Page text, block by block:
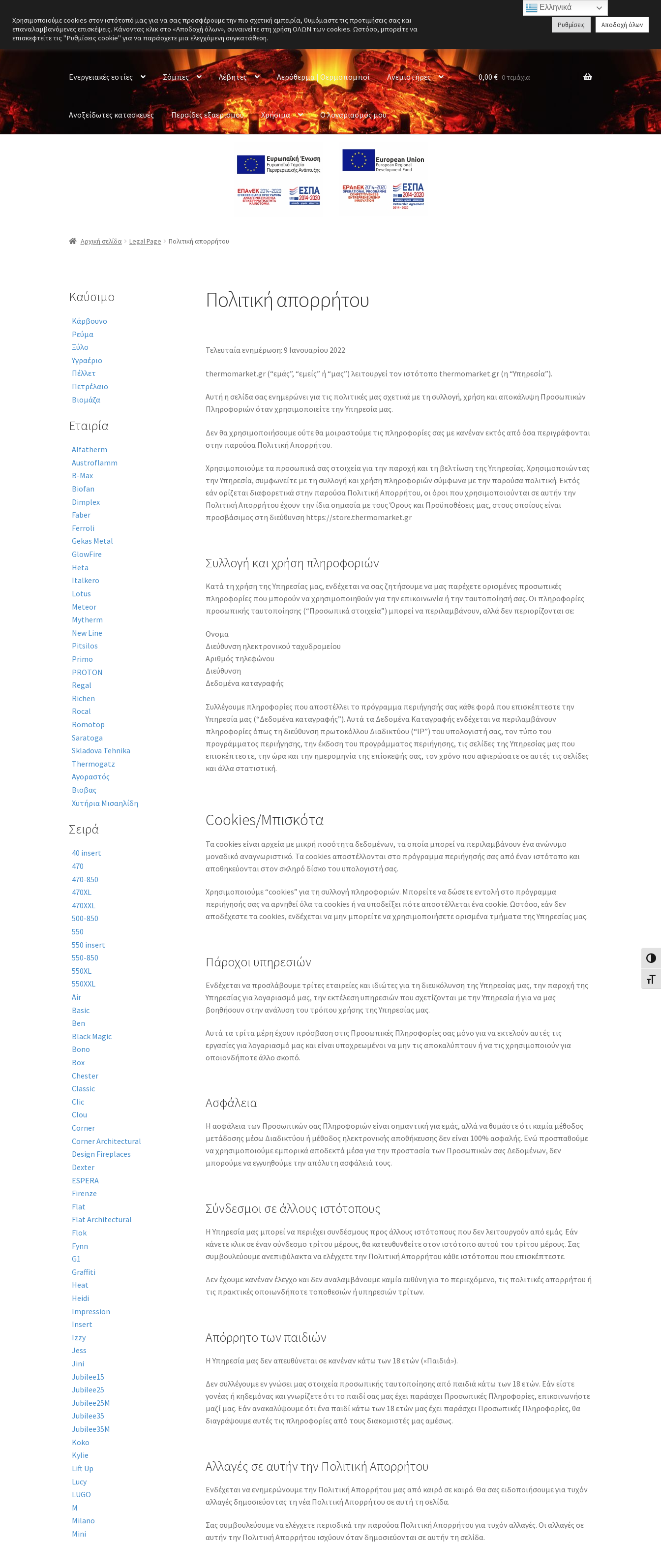
Απευθείας
μετάβαση
στην
Μετάβαση
σε
περιεχόμενο
Ενεργειακές εστίες Σόμπες Λέβητες Αερόθερμα | Θερμοπομποί Ανεμιστήρες
Ανοξείδωτες κατασκευές Περσίδες εξαερισμού Χρήσιμα Ο λογαριασμός μου
0,00 € 0 τεμάχια
Αρχική σελίδα Legal Page Πολιτική απορρήτου
Πολιτική απορρήτου
Τελευταία ενημέρωση: 9 Ιανουαρίου 2022
thermomarket.gr (“εμάς”, “εμείς” ή “μας”) λειτουργεί τον ιστότοπο thermomarket.gr (η “Υπηρεσία”).
Αυτή η σελίδα σας ενημερώνει για τις πολιτικές μας σχετικά με τη συλλογή, χρήση και αποκάλυψη Προσωπικών
Πληροφοριών όταν χρησιμοποιείτε την Υπηρεσία μας.
Δεν θα χρησιμοποιήσουμε ούτε θα μοιραστούμε τις πληροφορίες σας με κανέναν εκτός από όσα περιγράφονται
στην παρούσα Πολιτική Απορρήτου.
Χρησιμοποιούμε τα προσωπικά σας στοιχεία για την παροχή και τη βελτίωση της Υπηρεσίας. Χρησιμοποιώντας
την Υπηρεσία, συμφωνείτε με τη συλλογή και χρήση πληροφοριών σύμφωνα με την παρούσα πολιτική. Εκτός
εάν ορίζεται διαφορετικά στην παρούσα Πολιτική Απορρήτου, οι όροι που χρησιμοποιούνται σε αυτήν την
Πολιτική Απορρήτου έχουν την ίδια σημασία με τους Όρους και Προϋποθέσεις μας, στους οποίους είναι
προσβάσιμος στη διεύθυνση https://store.thermomarket.gr
Συλλογή και χρήση πληροφοριών
Κατά τη χρήση της Υπηρεσίας μας, ενδέχεται να σας ζητήσουμε να μας παρέχετε ορισμένες προσωπικές
πληροφορίες που μπορούν να χρησιμοποιηθούν για την επικοινωνία ή την ταυτοποίησή σας. Οι πληροφορίες
προσωπικής ταυτοποίησης (“Προσωπικά στοιχεία”) μπορεί να περιλαμβάνουν, αλλά δεν περιορίζονται σε:
Ονομα
Διεύθυνση ηλεκτρονικού ταχυδρομείου
Αριθμός τηλεφώνου
Διεύθυνση
Δεδομένα καταγραφής
Συλλέγουμε πληροφορίες που αποστέλλει το πρόγραμμα περιήγησής σας κάθε φορά που επισκέπτεστε την
Υπηρεσία μας (“Δεδομένα καταγραφής”). Αυτά τα Δεδομένα Καταγραφής ενδέχεται να περιλαμβάνουν
πληροφορίες όπως τη διεύθυνση πρωτοκόλλου Διαδικτύου (“IP”) του υπολογιστή σας, τον τύπο του
προγράμματος περιήγησης, την έκδοση του προγράμματος περιήγησης, τις σελίδες της Υπηρεσίας μας που
επισκέπτεστε, την ώρα και την ημερομηνία της επίσκεψής σας, τον χρόνο που αφιερώσατε σε αυτές τις σελίδες
και άλλα στατιστική.
Cookies/Μπισκότα
Τα cookies είναι αρχεία με μικρή ποσότητα δεδομένων, τα οποία μπορεί να περιλαμβάνουν ένα ανώνυμο
μοναδικό αναγνωριστικό. Τα cookies αποστέλλονται στο πρόγραμμα περιήγησής σας από έναν ιστότοπο και
αποθηκεύονται στον σκληρό δίσκο του υπολογιστή σας.
Χρησιμοποιούμε “cookies” για τη συλλογή πληροφοριών. Μπορείτε να δώσετε εντολή στο πρόγραμμα
περιήγησής σας να αρνηθεί όλα τα cookies ή να υποδείξει πότε αποστέλλεται ένα cookie. Ωστόσο, εάν δεν
αποδέχεστε τα cookies, ενδέχεται να μην μπορείτε να χρησιμοποιήσετε ορισμένα τμήματα της Υπηρεσίας μας.
Πάροχοι υπηρεσιών
Ενδέχεται να προσλάβουμε τρίτες εταιρείες και ιδιώτες για τη διευκόλυνση της Υπηρεσίας μας, την παροχή της
Υπηρεσίας για λογαριασμό μας, την εκτέλεση υπηρεσιών που σχετίζονται με την Υπηρεσία ή για να μας
βοηθήσουν στην ανάλυση του τρόπου χρήσης της Υπηρεσίας μας.
Αυτά τα τρίτα μέρη έχουν πρόσβαση στις Προσωπικές Πληροφορίες σας μόνο για να εκτελούν αυτές τις
εργασίες για λογαριασμό μας και είναι υποχρεωμένοι να μην τις αποκαλύπτουν ή να τις χρησιμοποιούν για
οποιονδήποτε άλλο σκοπό.
Ασφάλεια
Η ασφάλεια των Προσωπικών σας Πληροφοριών είναι σημαντική για εμάς, αλλά να θυμάστε ότι καμία μέθοδος
μετάδοσης μέσω Διαδικτύου ή μέθοδος ηλεκτρονικής αποθήκευσης δεν είναι 100% ασφαλής. Ενώ προσπαθούμε
να χρησιμοποιούμε εμπορικά αποδεκτά μέσα για την προστασία των Προσωπικών σας Δεδομένων, δεν
μπορούμε να εγγυηθούμε την απόλυτη ασφάλειά τους.
Σύνδεσμοι σε άλλους ιστότοπους
Η Υπηρεσία μας μπορεί να περιέχει συνδέσμους προς άλλους ιστότοπους που δεν λειτουργούν από εμάς. Εάν
κάνετε κλικ σε έναν σύνδεσμο τρίτου μέρους, θα κατευθυνθείτε στον ιστότοπο αυτού του τρίτου μέρους. Σας
συμβουλεύουμε ανεπιφύλακτα να ελέγχετε την Πολιτική Απορρήτου κάθε ιστότοπου που επισκέπτεστε.
Δεν έχουμε κανέναν έλεγχο και δεν αναλαμβάνουμε καμία ευθύνη για το περιεχόμενο, τις πολιτικές απορρήτου ή
τις πρακτικές οποιωνδήποτε τοποθεσιών ή υπηρεσιών τρίτων.
Απόρρητο των παιδιών
Η Υπηρεσία μας δεν απευθύνεται σε κανέναν κάτω των 18 ετών («Παιδιά»).
Δεν συλλέγουμε εν γνώσει μας στοιχεία προσωπικής ταυτοποίησης από παιδιά κάτω των 18 ετών. Εάν είστε
γονέας ή κηδεμόνας και γνωρίζετε ότι το παιδί σας μας έχει παράσχει Προσωπικές Πληροφορίες, επικοινωνήστε
μαζί μας. Εάν ανακαλύψουμε ότι ένα παιδί κάτω των 18 ετών μας έχει παράσχει Προσωπικές Πληροφορίες, θα
διαγράψουμε αυτές τις πληροφορίες από τους διακομιστές μας αμέσως.
Αλλαγές σε αυτήν την Πολιτική Απορρήτου
Ενδέχεται να ενημερώνουμε την Πολιτική Απορρήτου μας από καιρό σε καιρό. Θα σας ειδοποιήσουμε για τυχόν
αλλαγές δημοσιεύοντας τη νέα Πολιτική Απορρήτου σε αυτή τη σελίδα.
Σας συμβουλεύουμε να ελέγχετε περιοδικά την παρούσα Πολιτική Απορρήτου για τυχόν αλλαγές. Οι αλλαγές σε
αυτήν την Πολιτική Απορρήτου ισχύουν όταν δημοσιεύονται σε αυτήν τη σελίδα.
Καύσιμο
Κάρβουνο
Ρεύμα
Ξύλο
Υγραέριο
Πέλλετ
Πετρέλαιο
Βιομάζα
Εταιρία
Alfatherm
Austroflamm
B-Max
Biofan
Dimplex
Faber
Ferroli
Gekas Metal
GlowFire
Heta
Italkero
Lotus
Meteor
Mytherm
New Line
Pitsilos
Primo
PROTON
Regal
Richen
Rocal
Romotop
Saratoga
Skladova Tehnika
Thermogatz
Αγοραστός
Βιοβας
Χυτήρια Μισαηλίδη
Σειρά
40 insert
470
470-850
470XL
470XXL
500-850
550
550 insert
550-850
550XL
550XXL
Air
Basic
Ben
Black Magic
Bono
Box
Chester
Classic
Clic
Clou
Corner
Corner Architectural
Design Fireplaces
Dexter
ESPERA
Firenze
Flat
Flat Architectural
Flok
Fynn
G1
Graffiti
Heat
Heidi
Impression
Insert
Izzy
Jess
Jini
Jubilee15
Jubilee25
Jubilee25M
Jubilee35
Jubilee35M
Koko
Kylie
Lift Up
Lucy
LUGO
M
Milano
Mini
Χρησιμοποιούμε cookies στον ιστότοπό μας για να σας προσφέρουμε την πιο σχετική εμπειρία, θυμόμαστε τις προτιμήσεις σας και
επαναλαμβανόμενες επισκέψεις. Κάνοντας κλικ στο «Αποδοχή όλων», συναινείτε στη χρήση ΟΛΩΝ των cookies. Ωστόσο, μπορείτε να
επισκεφτείτε τις "Ρυθμίσεις cookie" για να παράσχετε μια ελεγχόμενη συγκατάθεση.
Ρυθμίσεις Αποδοχή όλων
Ελληνικά